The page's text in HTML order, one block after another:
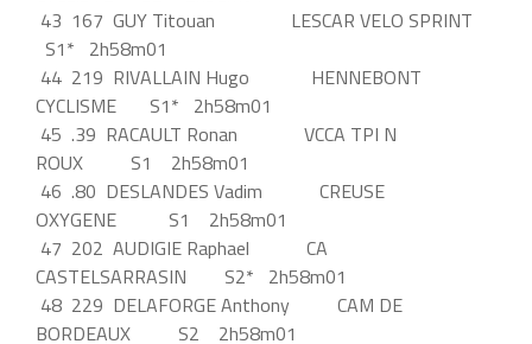
43 167 GUY Titouan LESCAR VELO SPRINT
S1* 2h58m01
44 219 RIVALLAIN Hugo HENNEBONT
CYCLISME S1* 2h58m01
45 .39 RACAULT Ronan VCCA TPI N
ROUX S1 2h58m01
46 .80 DESLANDES Vadim CREUSE
OXYGENE S1 2h58m01
47 202 AUDIGIE Raphael CA
CASTELSARRASIN S2* 2h58m01
48 229 DELAFORGE Anthony CAM DE
BORDEAUX S2 2h58m01